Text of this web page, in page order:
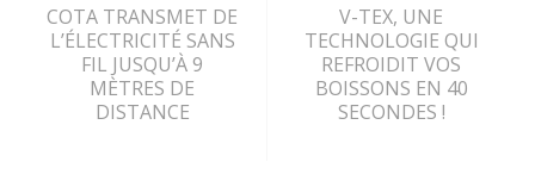
COTA TRANSMET DE
L’ÉLECTRICITÉ SANS
FIL JUSQU’À 9
MÈTRES DE
DISTANCE
V-TEX, UNE
TECHNOLOGIE QUI
REFROIDIT VOS
BOISSONS EN 40
SECONDES !